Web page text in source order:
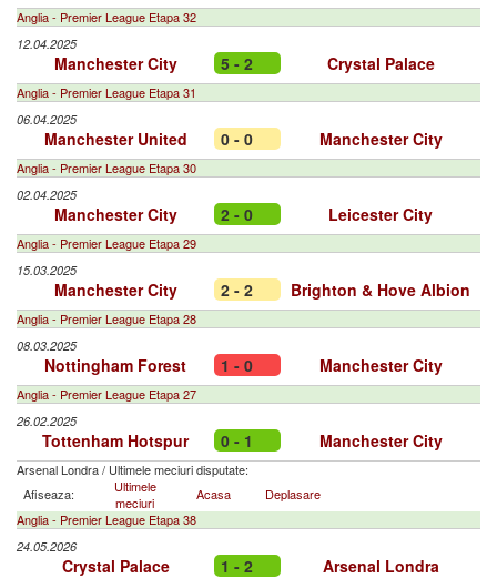
Anglia - Premier League Etapa 32
12.04.2025
Manchester City 5 - 2 Crystal Palace
Anglia - Premier League Etapa 31
06.04.2025
Manchester United 0 - 0 Manchester City
Anglia - Premier League Etapa 30
02.04.2025
Manchester City 2 - 0 Leicester City
Anglia - Premier League Etapa 29
15.03.2025
Manchester City 2 - 2 Brighton & Hove Albion
Anglia - Premier League Etapa 28
08.03.2025
Nottingham Forest 1 - 0 Manchester City
Anglia - Premier League Etapa 27
26.02.2025
Tottenham Hotspur 0 - 1 Manchester City
Arsenal Londra/ Ultimele meciuri disputate:
Afiseaza:
Ultimele
meciuri
Acasa
Deplasare
Anglia - Premier League Etapa 38
24.05.2026
Crystal Palace 1 - 2 Arsenal Londra